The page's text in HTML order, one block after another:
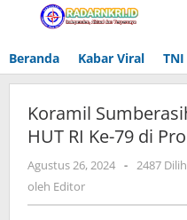
Lewati
Beranda Kabar Viral TNI
Koramil
HUT RI Ke-79 di
Agustus 26, 2024 oleh
- 2487
oleh Editor